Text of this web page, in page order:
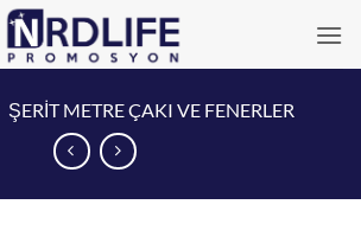
ŞERİT METRE ÇAKI VE FENERLER